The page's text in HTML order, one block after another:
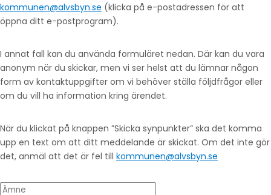
kommunen@alvsbyn.se (klicka på e-postadressen för att
öppna ditt e-postprogram).
I annat fall kan du använda formuläret nedan. Där kan du vara
anonym när du skickar, men vi ser helst att du lämnar någon
form av kontaktuppgifter om vi behöver ställa följdfrågor eller
om du vill ha information kring ärendet.
När du klickat på knappen ”Skicka synpunkter” ska det komma
upp en text om att ditt meddelande är skickat. Om det inte gör
det, anmäl att det är fel till kommunen@alvsbyn.se
Ämne